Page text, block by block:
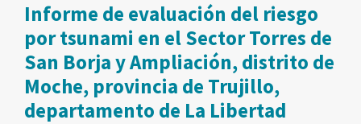
Informe de evaluación del riesgo
por tsunami en el Sector Torres de
San Borja y Ampliación, distrito de
Moche, provincia de Trujillo,
departamento de La Libertad